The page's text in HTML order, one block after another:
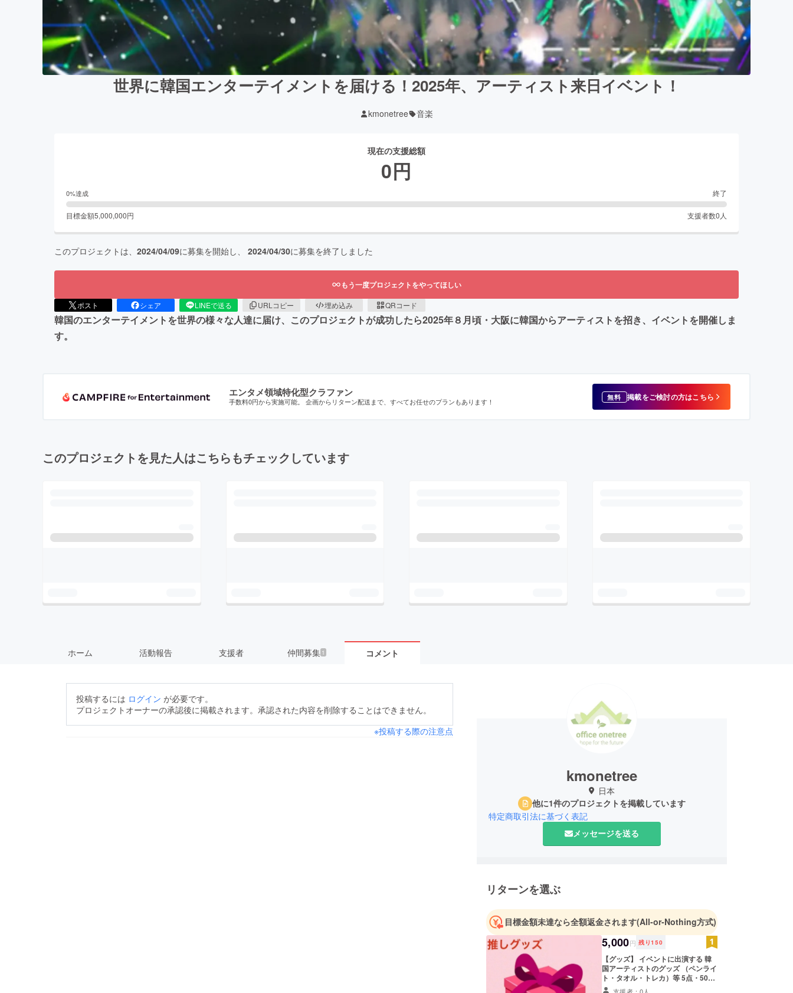
世界に韓国エンターテイメントを届ける！2025年、アーティスト来日イベント！
kmonetree 音楽
現在の支援総額
0円
0%達成 終了
目標金額5,000,000円 支援者数0 人
このプロジェクトは、 2024/04/09に募集を開始し、 2024/04/30に募集を終了しました
もう一度プロジェクトをやってほしい
ポスト シェア LINEで送る URLコピー 埋め込み QRコード
韓国のエンターテイメントを世界の様々な人達に届け、このプロジェクトが成功したら2025年８月頃・大阪に韓国からアーティストを招き、イベントを開催しま
す。
エンタメ領域特化型クラファン
手数料0円から実施可能。 企画からリターン配送まで、すべてお任せのプランもあります！ 無料 掲載をご検討の方はこちら
このプロジェクトを見た人はこちらもチェックしています
ホーム 活動報告 支援者 仲間募集 1 コメント
投稿するには ログイン が必要です。
プロジェクトオーナーの承認後に掲載されます。承認された内容を削除することはできません。
※投稿する際の注意点
kmonetree
日本
他に1件のプロジェクトを掲載しています
特定商取引法に基づく表記
メッセージを送る
リターンを選ぶ
目標金額未達なら全額返金されます(All-or-Nothing方式)
5,000円 残り150
【グッズ】 イベントに出演する 韓
国アーティストのグッズ （ペンライ
ト・タオル・トレカ）等 5点・5000
円相当 （種類はランダムで選びま